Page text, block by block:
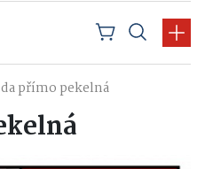
přímo pekelná